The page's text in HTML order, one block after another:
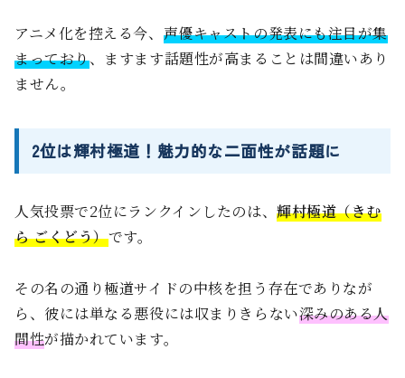
アニメ化を控える今、 声優キャストの発表にも注目が集
まっており、ますます話題性が高まることは間違いあり
ません。
2位は輝村極道！魅力的な二面性が話題に
人気投票で2位にランクインしたのは、輝村極道（きむ
ら ごくどう）です。
その名の通り極道サイドの中核を担う存在でありなが
ら、彼には単なる悪役には収まりきらない深みのある人
間性が描かれています。